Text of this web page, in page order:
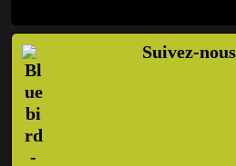
Suivez-